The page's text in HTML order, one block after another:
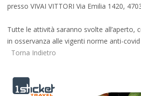
presso VIVAI VITTORI Via Emilia 1420,
Tutte le attività saranno svolte all’aperto,
in osservanza alle vigenti norme anti-covid
Torna Indietro